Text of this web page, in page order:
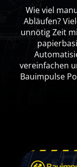
Wie viel
Abläufen?
unnötig Zeit
vereinfachen
Bauimpulse